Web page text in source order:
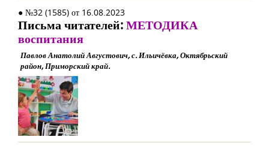
● №32 (1585) от 16.08.2023
Письма читателей:МЕТОДИКА
воспитания
Павлов Анатолий Августович, с. Ильичёвка, Октябрьский
район, Приморский край.